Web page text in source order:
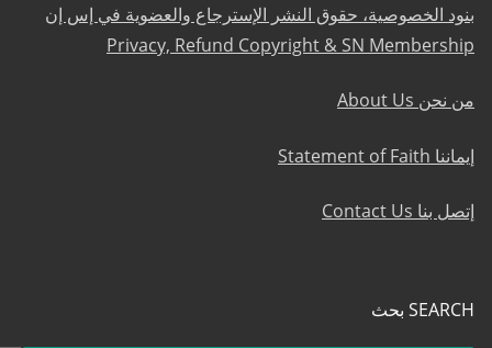
بنود الخصوصية، حقوق النشر الإسترجاع والعضوية في إس إن
Privacy, Refund Copyright & SN Membership
من نحن About Us
إيماننا Statement of Faith
إتصل بنا Contact Us
SEARCH بحث